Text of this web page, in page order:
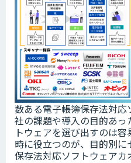
数ある電子帳簿保存法対
社の課題や導入の目的あ
トウェアを選び出すのは
時に役立つのが、目的別
保存法対応ソフトウェアカ